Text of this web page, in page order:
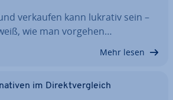
verkaufen kann lukrativ sein –
wie man vorgehen…
Mehr lesen
im Di­rekt­ver­gleich